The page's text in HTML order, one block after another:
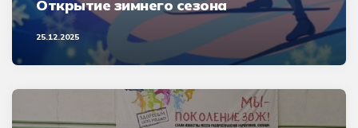
Открытие зимнего сезона
25.12.2025